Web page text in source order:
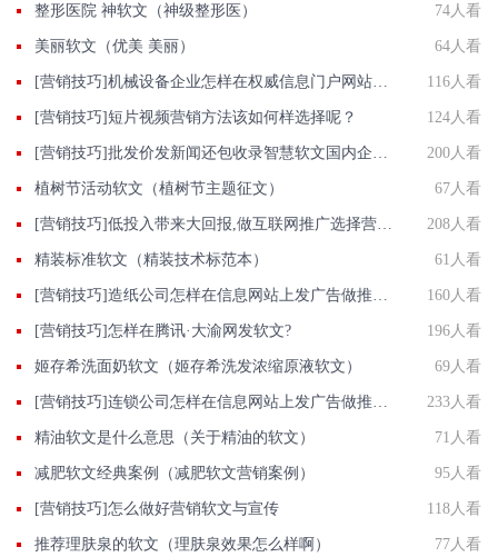
整形医院 神软文（神级整形医） 74人看
美丽软文（优美 美丽） 64人看
116人看
[营销技巧]短片视频营销方法该如何样选择呢？ 124人看
200人看
植树节活动软文（植树节主题征文） 67人看
208人看
精装标准软文（精装技术标范本） 61人看
160人看
[营销技巧]怎样在腾讯·大渝网发软文? 196人看
姬存希洗面奶软文（姬存希洗发浓缩原液软文） 69人看
233人看
精油软文是什么意思（关于精油的软文） 71人看
减肥软文经典案例（减肥软文营销案例） 95人看
[营销技巧]怎么做好营销软文与宣传 118人看
推荐理肤泉的软文（理肤泉效果怎么样啊） 77人看